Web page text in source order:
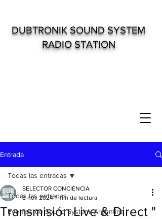
DUBTRONIK SOUND SYSTEM
RADIO STATION
Entrada
Todas las entradas
Eventos de Sound System. Argentina
Todas las entradas
Transmisión Live & Direct "
SELECTOR CONCIENCIA
8 nov 2024 1 min de lectura